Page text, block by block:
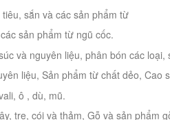
sắn và các sản phẩm từ
sản phẩm từ ngũ cốc.
và nguyên liệu, phân bón các loại,
liệu, Sản phẩm từ chất dẻo, Cao
ô , dù, mũ.
tre, cói và thảm, Gỗ và sản phẩm